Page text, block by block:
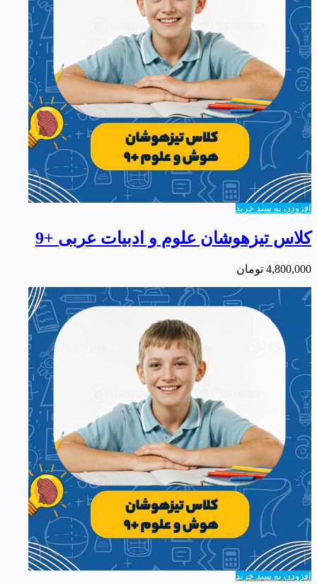
افزودن به سبد خرید
کلاس تیزهوشان علوم و ادبیات عربی +9
4,800,000 تومان
افزودن به سبد خرید